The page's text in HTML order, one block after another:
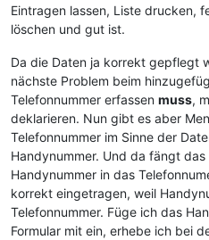
Eintragen lassen, Liste drucken,
löschen und gut ist.
Da die Daten ja korrekt gepflegt
nächste Problem beim
Telefonnummer erfassen muss,
deklarieren. Nun gibt es aber
Telefonnummer im Sinne der
Handynummer. Und da fängt
Handynummer in das
korrekt eingetragen, weil
Telefonnummer. Füge ich das
Formular mit ein, erhebe ich bei